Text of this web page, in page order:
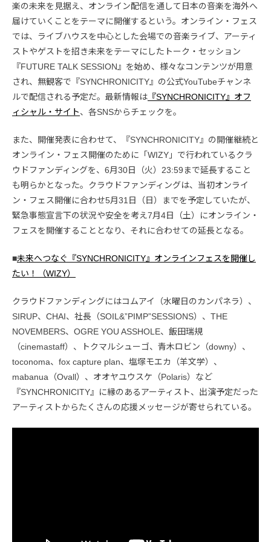
楽の未来を見据え、オンライン配信を通して日本の音楽を海外へ
届けていくことをテーマに開催するという。オンライン・フェス
では、ライブハウスを中心とした会場での音楽ライブ、アーティ
ストやゲストを招き未来をテーマにしたトーク・セッション
『FUTURE TALK SESSION』を始め、様々なコンテンツが用意
され、無観客で『SYNCHRONICITY』の公式YouTubeチャンネ
ルで配信される予定だ。最新情報は 『SYNCHRONICITY』オフ
ィシャル・サイト、各SNSからチェックを。
また、開催発表に合わせて、『SYNCHRONICITY』の開催継続と
オンライン・フェス開催のために「WIZY」で行われているクラ
ウドファンディングを、6月30日（火）23:59まで延長すること
も明らかとなった。クラウドファンディングは、当初オンライ
ン・フェス開催に合わせ5月31日（日）までを予定していたが、
緊急事態宣言下の状況や安全を考え7月4日（土）にオンライン・
フェスを開催することとなり、それに合わせての延長となる。
■未来へつなぐ『SYNCHRONICITY』オンラインフェスを開催し
たい！（WIZY）
クラウドファンディングにはコムアイ（水曜日のカンパネラ）、
SIRUP、CHAI、社長（SOIL&”PIMP”SESSIONS）、THE
NOVEMBERS、OGRE YOU ASSHOLE、飯田瑞規
（cinemastaff）、トクマルシューゴ、青木ロビン（downy）、
toconoma、fox capture plan、塩塚モエカ（羊文学）、
mabanua（Ovall）、オオヤユウスケ（Polaris）など
『SYNCHRONICITY』に縁のあるアーティスト、出演予定だった
アーティストからたくさんの応援メッセージが寄せられている。